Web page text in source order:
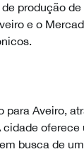
produção
e o
Aveiro,
busca de